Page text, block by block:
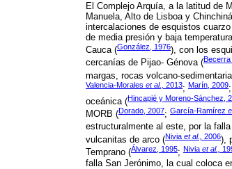
El Complejo Arquía, a la latitud de
Manuela, Alto de Lisboa y
intercalaciones de esquistos
de media presión y baja
Cauca (González, 1976), con los
cercanías de Pijao- Génova (
margas, rocas volcano-
Valencia-Morales et al., 2013; Marín, 2009;
oceánica (Hincapié y Moreno-Sánchez,
MORB (Dorado, 2007; García-Ramírez
estructuralmente al este, por la
vulcanitas de arco (Nivia et al., 2006),
Temprano (Álvarez, 1995; Nivia et al.,
falla San Jerónimo, la cual coloca